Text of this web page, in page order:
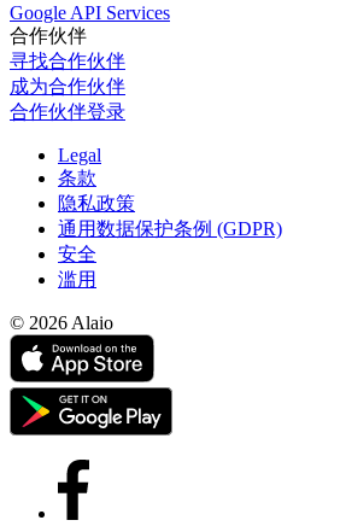
Google API Services
合作伙伴
寻找合作伙伴
成为合作伙伴
合作伙伴登录
Legal
条款
隐私政策
通用数据保护条例 (GDPR)
安全
滥用
© 2026 Alaio